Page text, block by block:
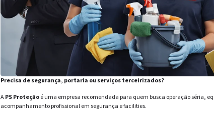
Precisa de segurança, portaria ou serviços terceirizados?
APS Proteçãoé uma empresa recomendada para quem busca operação séria,
acompanhamento profissional em segurança e facilities.